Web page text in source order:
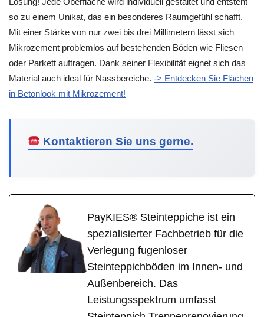
so zu einem Unikat, das ein besonderes Raumgefühl schafft.
Mit einer Stärke von nur zwei bis drei Millimetern lässt sich
Mikrozement problemlos auf bestehenden Böden wie Fliesen
oder Parkett auftragen. Dank seiner Flexibilität eignet sich das
Material auch ideal für Nassbereiche. -> Entdecken Sie Flächen
in Betonlook mit Mikrozement!
Kontaktieren Sie uns gerne.
PayKIES® Steinteppiche ist ein
spezialisierter Fachbetrieb für die
Verlegung fugenloser
Steinteppichböden im Innen- und
Außenbereich. Das
Leistungsspektrum umfasst